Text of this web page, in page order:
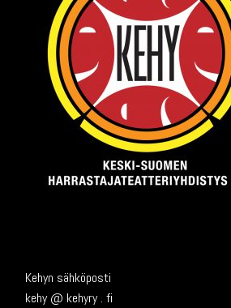
Kehyn sähköposti
kehy @ kehyry . fi